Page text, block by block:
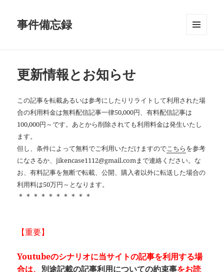
事件備忘録
更新情報とお知らせ
この記事を転載あるいは参考にしたりリライトして利用された場
合の利用料金は無料配信記事一律50,000円、有料配信記事は
100,000円～です。あとから削除されても利用料金は発生いたし
ます。
但し、条件によって無料でご利用いただけますのでこちらを参考
になさるか、jikencase1112@gmail.comまで連絡ください。な
お、有料記事を無断で転載、公開、購入者以外に転送した場合の
利用料は50万円～となります。
＊＊＊＊＊＊＊＊＊＊
【重要】
Youtubeのシナリオに当サイトの記事を利用する場
合は、 別途記載の記事利用についての約束事をお読